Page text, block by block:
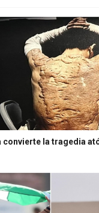
convierte la tragedia